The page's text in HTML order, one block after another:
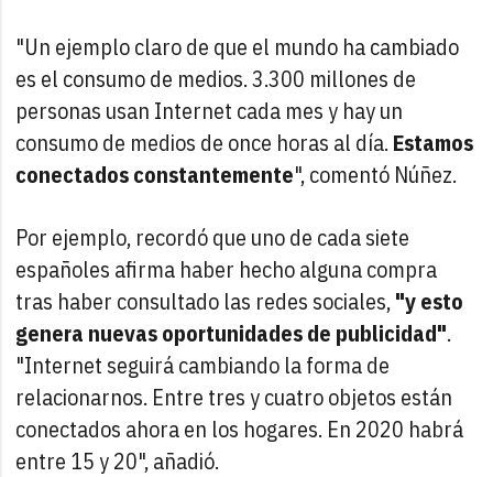
"Un ejemplo claro de que el mundo ha cambiado
es el consumo de medios. 3.300 millones de
personas usan Internet cada mes y hay un
consumo de medios de once horas al día. Estamos
conectados constantemente", comentó Núñez.
Por ejemplo, recordó que uno de cada siete
españoles afirma haber hecho alguna compra
tras haber consultado las redes sociales,"y esto
genera nuevas oportunidades de publicidad".
"Internet seguirá cambiando la forma de
relacionarnos. Entre tres y cuatro objetos están
conectados ahora en los hogares. En 2020 habrá
entre 15 y 20", añadió.